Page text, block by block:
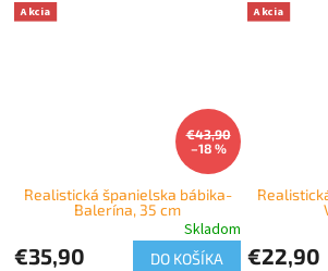
Akcia
€43,90
–18 %
Realistická španielska bábika-
Balerína, 35 cm
Skladom
€35,90 DO KOŠÍKA
Akcia
€22,90